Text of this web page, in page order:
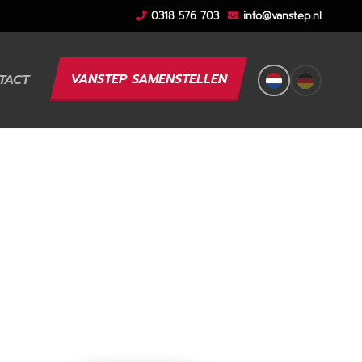
0318 576 703 info@vanstep.nl
VANSTEP SAMENSTELLEN